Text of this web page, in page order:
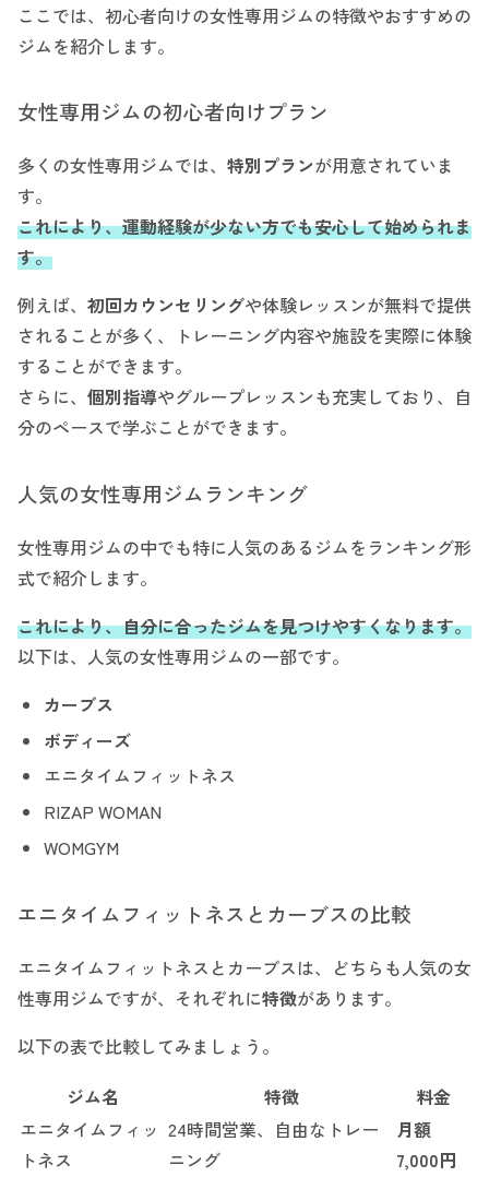
ここでは、初心者向けの女性専用ジムの特徴やおすすめの
ジムを紹介します。
女性専用ジムの初心者向けプラン
多くの女性専用ジムでは、 特別プランが用意されていま
す。
これにより、運動経験が少ない方でも安心して始められま
す。
例えば、 初回カウンセリングや体験レッスンが無料で提供
されることが多く、トレーニング内容や施設を実際に体験
することができます。
さらに、 個別指導やグループレッスンも充実しており、自
分のペースで学ぶことができます。
人気の女性専用ジムランキング
女性専用ジムの中でも特に人気のあるジムをランキング形
式で紹介します。
これにより、自分に合ったジムを見つけやすくなります。
以下は、人気の女性専用ジムの一部です。
カーブス
ボディーズ
エニタイムフィットネス
RIZAP WOMAN
WOMGYM
エニタイムフィットネスとカーブスの比較
エニタイムフィットネスとカーブスは、どちらも人気の女
性専用ジムですが、それぞれに特徴があります。
以下の表で比較してみましょう。
ジム名
特徴
料金
エニタイムフィッ
トネス
24時間営業、自由なトレー
ニング
月額
7,000円